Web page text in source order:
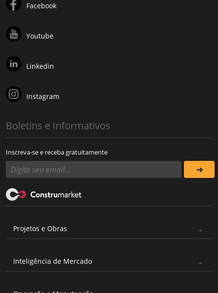
Facebook
Youtube
Linkedin
Instagram
Boletins e Informativos
Inscreva-se e receba gratuitamente
Projetos e Obras
Inteligência de Mercado